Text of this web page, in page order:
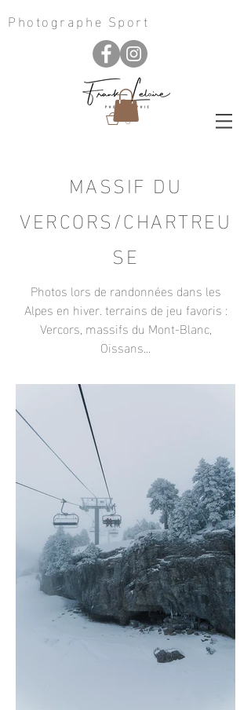
Photographe Sport
0
MASSIF DU
VERCORS/CHARTREU
SE
Photos lors de randonnées dans les
Alpes en hiver. terrains de jeu favoris :
Vercors, massifs du Mont-Blanc,
Oissans...